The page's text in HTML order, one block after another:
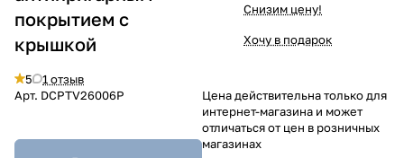
покрытием с
крышкой
5
1 отзыв
Арт. DCPTV26006P
Снизим цену!
Хочу в подарок
Цена действительна только для
интернет-магазина и может
отличаться от цен в розничных
магазинах